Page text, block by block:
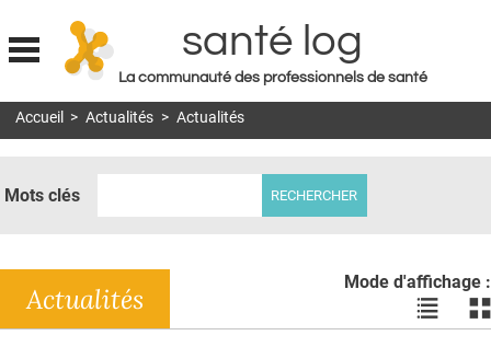
Jump to navigation
santé log
La communauté des professionnels de santé
MON COMPTE
DOSSIERS
RÉSEAUX
Accueil > Actualités > Actualités
Mots clés
Mode d'affichage :
Voir
les
les
Actualités